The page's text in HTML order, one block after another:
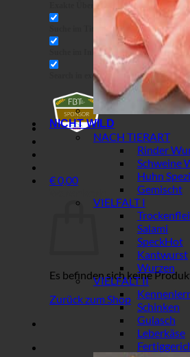
Exakte Übereinstimmung
Suche im Inhalt
Search in excerpt
€0,00
Es befinden sich keine
Zurück zum Shop
NICHT WILD
NACH TIERART
Rinder
Schweine
Huhn
Gemischt
VIELFALT I
Salami
Speck
Kantwurst
Wurzen
VIELFALT II
Schinken
Gulasch
Leberkäse